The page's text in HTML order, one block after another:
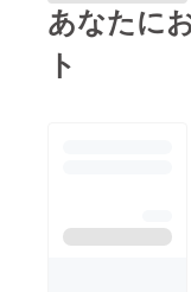
あなたに
ト